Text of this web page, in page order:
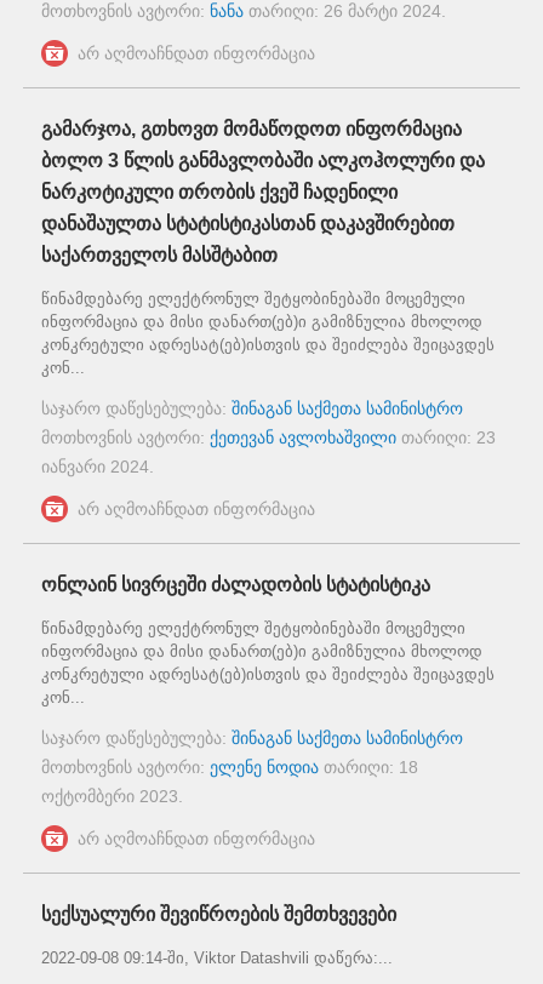
მოთხოვნის ავტორი: ნანა თარიღი: 26 მარტი 2024
არ აღმოაჩნდათ ინფორმაცია
გამარჯოა, გთხოვთ მომაწოდოთ ინფორმაცია
ბოლო 3 წლის განმავლობაში ალკოჰოლური და
ნარკოტიკული თრობის ქვეშ ჩადენილი
დანაშაულთა სტატისტიკასთან დაკავშირებით
საქართველოს მასშტაბით
წინამდებარე ელექტრონულ შეტყობინებაში მოცემული
ინფორმაცია და მისი დანართ(ებ)ი გამიზნულია მხოლოდ
კონკრეტული ადრესატ(ებ)ისთვის და შეიძლება შეიცავდეს
კონ...
საჯარო დაწესებულება: შინაგან საქმეთა სამინისტრო
მოთხოვნის ავტორი: ქეთევან ავლოხაშვილი თარიღი: 23
იანვარი 2024
არ აღმოაჩნდათ ინფორმაცია
ონლაინ სივრცეში ძალადობის სტატისტიკა
წინამდებარე ელექტრონულ შეტყობინებაში მოცემული
ინფორმაცია და მისი დანართ(ებ)ი გამიზნულია მხოლოდ
კონკრეტული ადრესატ(ებ)ისთვის და შეიძლება შეიცავდეს
კონ...
საჯარო დაწესებულება: შინაგან საქმეთა სამინისტრო
მოთხოვნის ავტორი: ელენე ნოდია თარიღი: 18
ოქტომბერი 2023
არ აღმოაჩნდათ ინფორმაცია
სექსუალური შევიწროების შემთხვევები
2022-09-08 09:14-ში, Viktor Datashvili დაწერა:...